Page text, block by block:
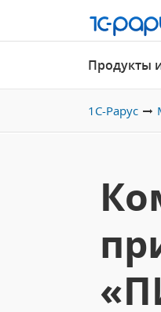
Продукты
1С-Рарус